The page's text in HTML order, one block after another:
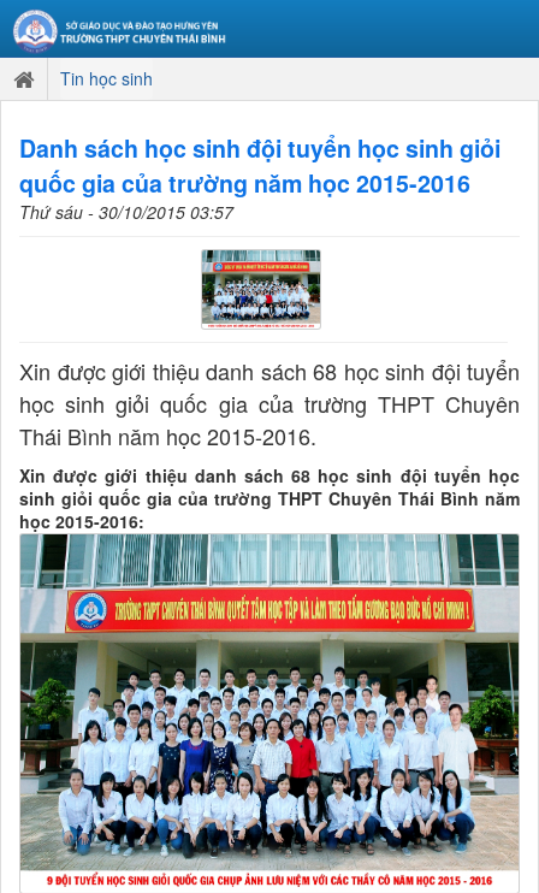
Tin học sinh
Danh sách học sinh đội tuyển học sinh giỏi
quốc gia của trường năm học 2015-2016
Thứ sáu - 30/10/2015 03:57
Xin được giới thiệu danh sách 68 học sinh đội tuyển
học sinh giỏi quốc gia của trường THPT Chuyên
Thái Bình năm học 2015-2016.
Xin được giới thiệu danh sách 68 học sinh đội tuyển học
sinh giỏi quốc gia của trường THPT Chuyên Thái Bình năm
học 2015-2016: